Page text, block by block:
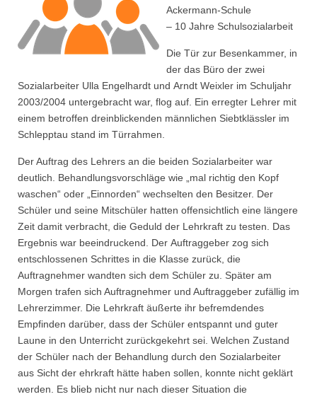
Ackermann-Schule
– 10 Jahre Schulsozialarbeit
Die Tür zur Besenkammer, in
der das Büro der zwei
Sozialarbeiter Ulla Engelhardt und Arndt Weixler im Schuljahr
2003/2004 untergebracht war, flog auf. Ein erregter Lehrer mit
einem betroffen dreinblickenden männlichen Siebtklässler im
Schlepptau stand im Türrahmen.
Der Auftrag des Lehrers an die beiden Sozialarbeiter war
deutlich. Behandlungsvorschläge wie „mal richtig den Kopf
waschen“ oder „Einnorden“ wechselten den Besitzer. Der
Schüler und seine Mitschüler hatten offensichtlich eine längere
Zeit damit verbracht, die Geduld der Lehrkraft zu testen. Das
Ergebnis war beeindruckend. Der Auftraggeber zog sich
entschlossenen Schrittes in die Klasse zurück, die
Auftragnehmer wandten sich dem Schüler zu. Später am
Morgen trafen sich Auftragnehmer und Auftraggeber zufällig im
Lehrerzimmer. Die Lehrkraft äußerte ihr befremdendes
Empfinden darüber, dass der Schüler entspannt und guter
Laune in den Unterricht zurückgekehrt sei. Welchen Zustand
der Schüler nach der Behandlung durch den Sozialarbeiter
aus Sicht der ehrkraft hätte haben sollen, konnte nicht geklärt
werden. Es blieb nicht nur nach dieser Situation die